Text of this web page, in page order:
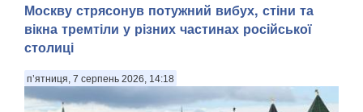
Москву стрясонув потужний вибух, стіни та
вікна тремтіли у різних частинах російської
столиці
п’ятниця, 7 серпень 2026, 14:18